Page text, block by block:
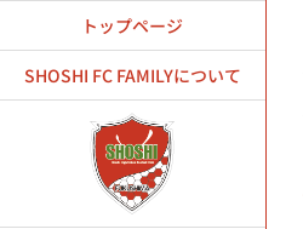
トップページ
SHOSHI FC FAMILYについて